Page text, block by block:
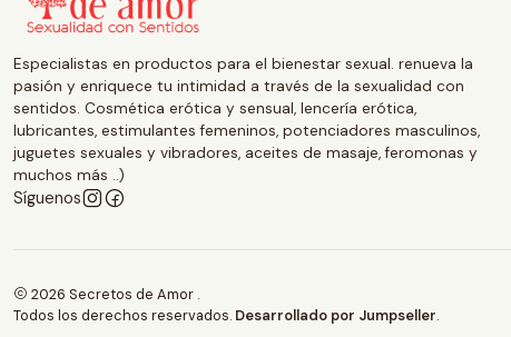
Especialistas en productos para el bienestar sexual. renueva la
pasión y enriquece tu intimidad a través de la sexualidad con
sentidos. Cosmética erótica y sensual, lencería erótica,
lubricantes, estimulantes femeninos, potenciadores masculinos,
juguetes sexuales y vibradores, aceites de masaje, feromonas y
muchos más ..)
Síguenos
2026 Secretos de Amor .
Todos los derechos reservados. Desarrollado por Jumpseller.